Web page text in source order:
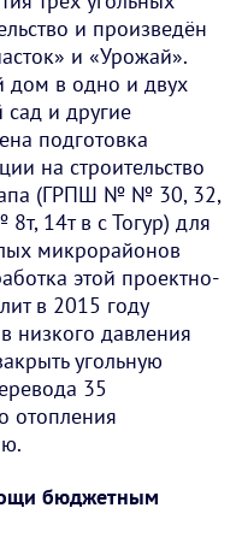
и произведён
и «Урожай».
дом в одно и двух
сад и другие
подготовка
на строительство
(ГРПШ № № 30, 32,
14т в с Тогур) для
микрорайонов
этой проектно-
в 2015 году
низкого давления
угольную
35
отопления
бюджетным